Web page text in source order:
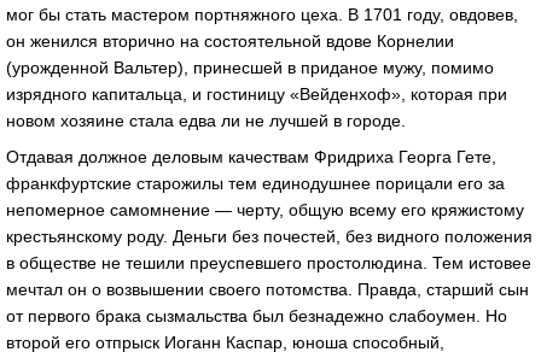
мог бы стать мастером портняжного цеха. В 1701 году, овдовев,
он женился вторично на состоятельной вдове Корнелии
(урожденной Вальтер), принесшей в приданое мужу, помимо
изрядного капитальца, и гостиницу «Вейденхоф», которая при
новом хозяине стала едва ли не лучшей в городе.
Отдавая должное деловым качествам Фридриха Георга Гете,
франкфуртские старожилы тем единодушнее порицали его за
непомерное самомнение — черту, общую всему его кряжистому
крестьянскому роду. Деньги без почестей, без видного положения
в обществе не тешили преуспевшего простолюдина. Тем истовее
мечтал он о возвышении своего потомства. Правда, старший сын
от первого брака сызмальства был безнадежно слабоумен. Но
второй его отпрыск Иоганн Каспар, юноша способный,